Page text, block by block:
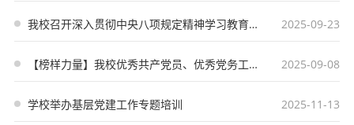
我校召开深入贯彻中央八项规定精神学习教育总结会暨新学期党建工作布置会 2025-09-23
【榜样力量】我校优秀共产党员、优秀党务工作者风采展示 2025-09-08
学校举办基层党建工作专题培训 2025-11-13